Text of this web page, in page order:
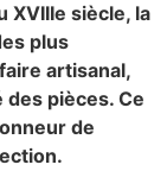
XVIIIe siècle, la
plus
artisanal,
pièces. Ce
de